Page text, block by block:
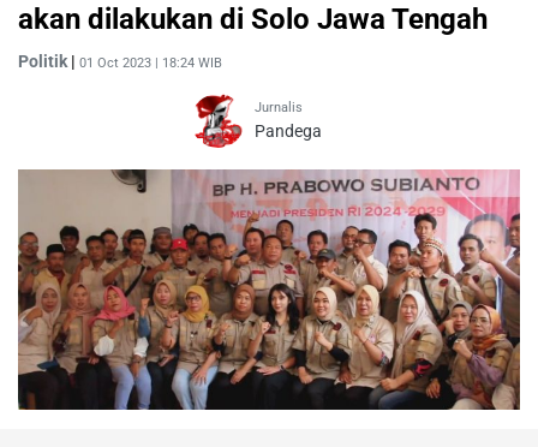
akan dilakukan di Solo Jawa Tengah
Politik | 01 Oct 2023 | 18:24 WIB
Jurnalis
Pandega